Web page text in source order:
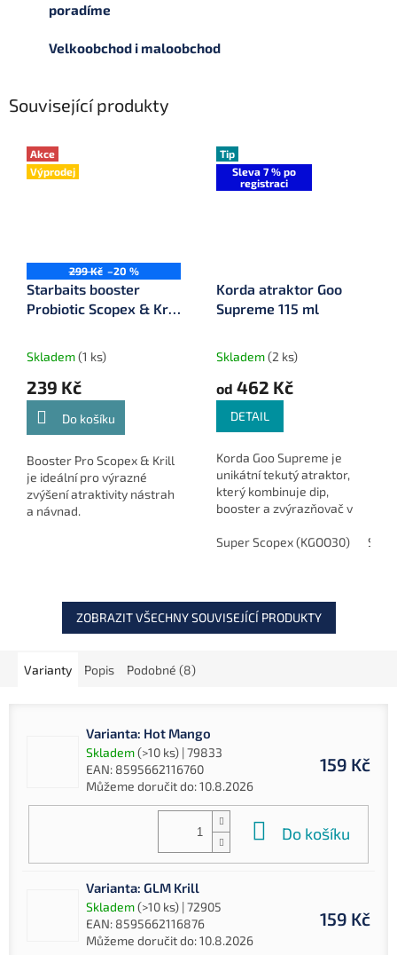
poradíme
Velkoobchod i maloobchod
Související produkty
Akce
Výprodej
299 Kč –20 %
Starbaits booster
Probiotic Scopex & Krill
Skladem(1 ks)
239 Kč
Do košíku
Booster Pro Scopex & Krill
je ideální pro výrazné
zvýšení atraktivity nástrah
a návnad.
Tip
Sleva 7 % po
registraci
Korda atraktor Goo
Supreme 115 ml
Skladem(2 ks)
od 462 Kč
DETAIL
Korda Goo Supreme je
unikátní tekutý atraktor,
který kombinuje dip,
booster a zvýrazňovač v
zvýraznění nástrah i
Super Scopex (KGOO30)
ZOBRAZIT VŠECHNY SOUVISEJÍCÍ PRODUKTY
Varianty Popis Podobné (8)
Varianta: Hot Mango
Skladem(>10 ks) | 79833
EAN: 8595662116760
Můžeme doručit do:10.8.2026
159 Kč
Do košíku
Varianta: GLM Krill
Skladem(>10 ks) | 72905
EAN: 8595662116876
Můžeme doručit do:10.8.2026
159 Kč